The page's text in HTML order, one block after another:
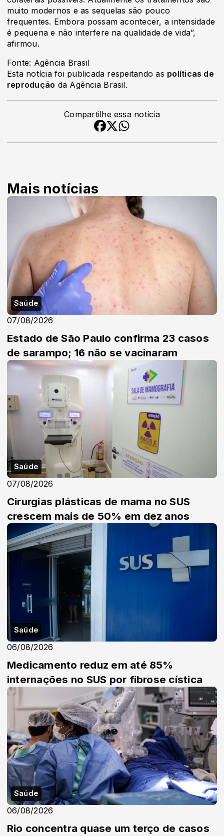
muito modernos e as sequelas são pouco
frequentes. Embora possam acontecer, a intensidade
é pequena e não interfere na qualidade de vida”,
afirmou.
Fonte: Agência Brasil
Esta notícia foi publicada respeitando as políticas de
reprodução da Agência Brasil.
Compartilhe essa notícia
Mais notícias
Saúde
07/08/2026
Estado de São Paulo confirma 23 casos
de sarampo; 16 não se vacinaram
Saúde
07/08/2026
Cirurgias plásticas de mama no SUS
crescem mais de 50% em dez anos
Saúde
06/08/2026
Medicamento reduz em até 85%
internações no SUS por fibrose cística
Saúde
06/08/2026
Rio concentra quase um terço de casos